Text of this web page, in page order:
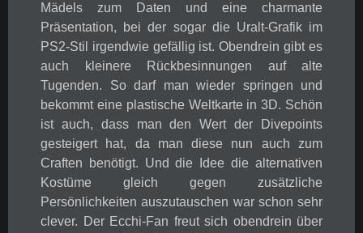
Mädels zum Daten und eine charmante
Präsentation, bei der sogar die Uralt-Grafik im
PS2-Stil irgendwie gefällig ist. Obendrein gibt es
auch kleinere Rückbesinnungen auf alte
Tugenden. So darf man wieder springen und
bekommt eine plastische Weltkarte in 3D. Schön
ist auch, dass man den Wert der Divepoints
gesteigert hat, da man diese nun auch zum
Craften benötigt. Und die Idee die alternativen
Kostüme gleich gegen zusätzliche
Persönlichkeiten auszutauschen war schon sehr
clever. Der Ecchi-Fan freut sich obendrein über